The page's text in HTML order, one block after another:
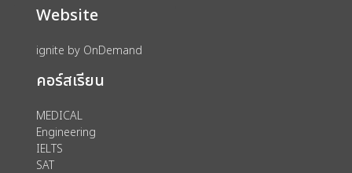
Website
ignite by OnDemand
คอร์สเรียน
MEDICAL
Engineering
IELTS
SAT